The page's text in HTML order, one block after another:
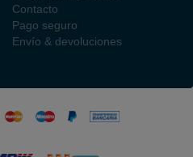
Contacto
Pago seguro
Envío & devoluciones